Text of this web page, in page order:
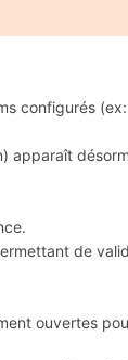
configurés (ex:
apparaît
de
ouvertes